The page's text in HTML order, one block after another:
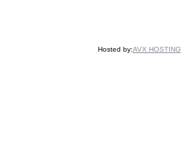
Hosted by:AVX HOSTING